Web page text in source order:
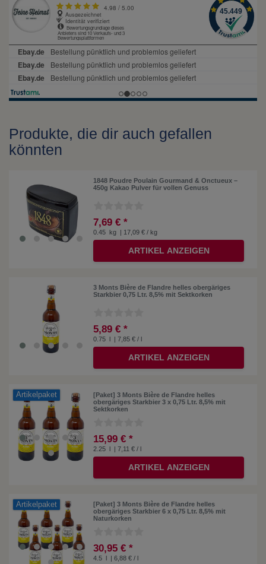
Produkte, die dir auch gefallen
könnten
1848 Poudre Poulain Gourmand & Onctueux –
450g Kakao Pulver für vollen Genuss
7,69 € *
0.45 kg | 17,09 € / kg
ARTIKEL ANZEIGEN
3 Monts Bière de Flandre helles obergäriges
Starkbier 0,75 Ltr. 8,5% mit Sektkorken
5,89 € *
0.75 | 7,85 € / l
ARTIKEL ANZEIGEN
Artikelpaket
[Paket] 3 Monts Bière de Flandre helles
obergäriges Starkbier 3 x 0,75 Ltr. 8,5% mit
Sektkorken
15,99 € *
2.25 l | 7,11 € / l
ARTIKEL ANZEIGEN
Artikelpaket
[Paket] 3 Monts Bière de Flandre helles
obergäriges Starkbier 6 x 0,75 Ltr. 8,5% mit
Naturkorken
30,95 € *
4.5 l | 6,88 € / l